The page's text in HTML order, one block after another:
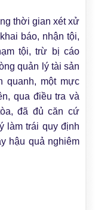
thời gian xét xử
báo, nhận tội,
tội, trừ bị cáo
quản lý tài sản
quanh, một mực
qua điều tra và
đã đủ căn cứ
làm trái quy định
hậu quả nghiêm